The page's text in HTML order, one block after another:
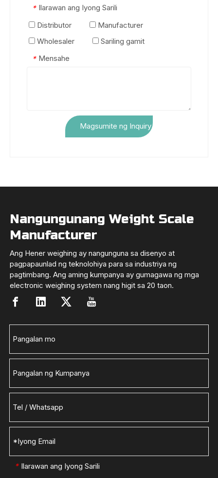
* Ilarawan ang Iyong Sarili
Distributor
Manufacturer
Wholesaler
Sariling gamit
* Mensahe
Magsumite ng Inquiry
Nangungunang Weight Scale
Manufacturer
Ang Hener weighing ay nangunguna sa disenyo at
pagpapaunlad ng teknolohiya para sa industriya ng
pagtimbang. Ang aming kumpanya ay gumagawa ng mga
electronic weighing system nang higit sa 20 taon.
* Ilarawan ang Iyong Sarili